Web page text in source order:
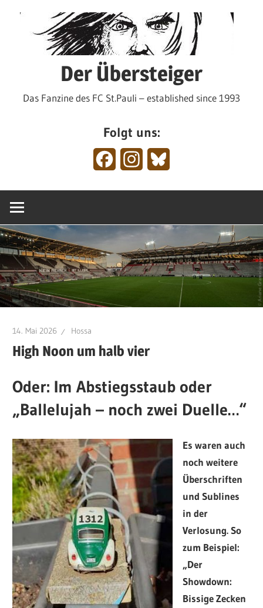
Der Übersteiger
Das Fanzine des FC St.Pauli – established since 1993
Folgt uns:
FacebookInstagram
14. Mai 2026 Hossa
High Noon um halb vier
Oder: Im Abstiegsstaub oder
„Ballelujah– noch zwei Duelle…“
Es waren auch
noch weitere
Überschriften
und Sublines
in der
Verlosung. So
zum Beispiel:
„Der
Showdown:
Bissige Zecken